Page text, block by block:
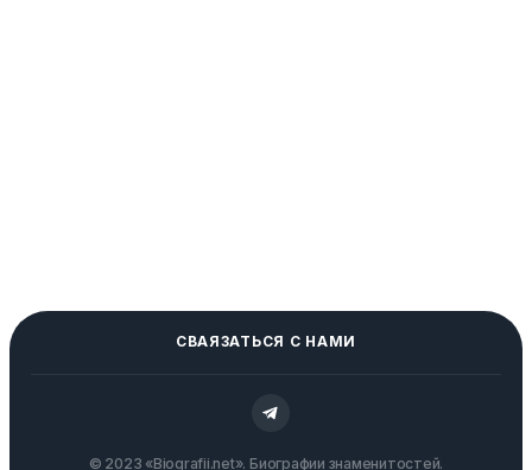
СВАЯЗАТЬСЯ С НАМИ
© 2023 «Biografii.net». Биографии знаменитостей.